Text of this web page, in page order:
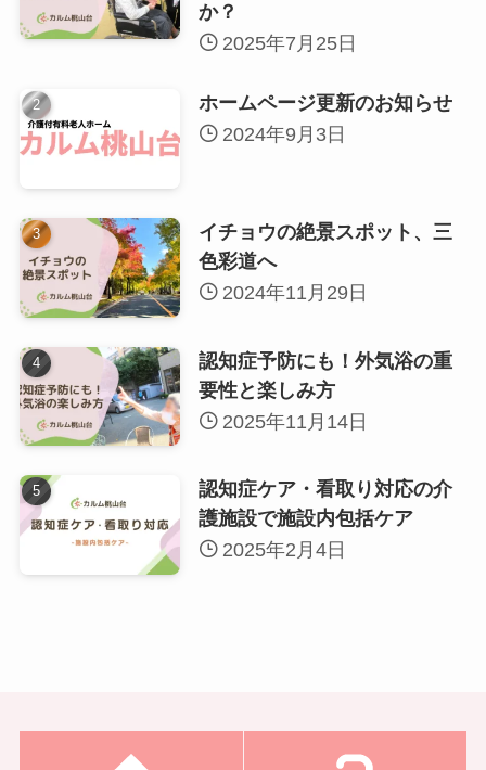
か？
2025年7月25日
ホームページ更新のお知らせ
2024年9月3日
イチョウの絶景スポット、三
色彩道へ
2024年11月29日
認知症予防にも！外気浴の重
要性と楽しみ方
2025年11月14日
認知症ケア・看取り対応の介
護施設で施設内包括ケア
2025年2月4日